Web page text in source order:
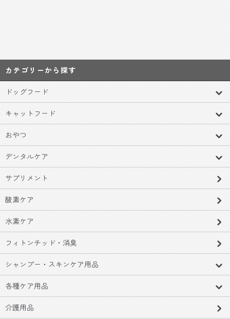
カテゴリーから探す
ドッグフード
キャットフード
おやつ
デンタルケア
サプリメント
酸素ケア
水素ケア
フィトンチッド・消臭
シャンプー・スキンケア用品
各種ケア用品
介護用品